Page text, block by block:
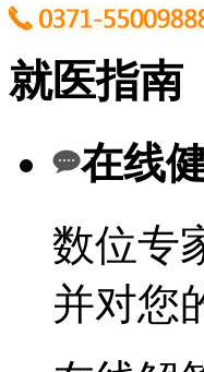
就医指南
在线
数位专
并对您